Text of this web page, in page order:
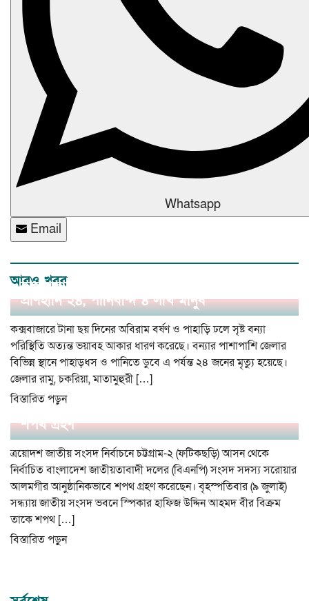
Whatsapp
Email
আরও খবর
কক্সবাজারে বন্যা ও পাহাড়ধসে ভয়াবহ বিপর্যয়:
প্রাণহানি ২৪, পানিবন্দি ৪ লাখ মানুষ
কক্সবাজারে টানা ছয় দিনের অবিরাম বর্ষণ ও পাহাড়ি ঢলে সৃষ্ট বন্যা
পরিস্থিতি অত্যন্ত ভয়াবহ আকার ধারণ করেছে। বন্যার পাশাপাশি জেলার
বিভিন্ন স্থানে পাহাড়ধস ও পানিতে ডুবে এ পর্যন্ত ২৪ জনের মৃত্যু হয়েছে।
জেলার রামু, চকরিয়া, মাতামুহুরী […]
বিস্তারিত পড়ুন
ফটিকছড়ি আসনের সাংসদ সরোয়ার আলমগীরের
শপথ গ্রহণ
ত্রয়োদশ জাতীয় সংসদ নির্বাচনে চট্টগ্রাম-২ (ফটিকছড়ি) আসন থেকে
নির্বাচিত বাংলাদেশ জাতীয়তাবাদী দলের (বিএনপি) সংসদ সদস্য সরোয়ার
আলমগীর আনুষ্ঠানিকভাবে শপথ গ্রহণ করেছেন। বৃহস্পতিবার (৯ জুলাই)
সন্ধ্যায় জাতীয় সংসদ ভবনে স্পিকার হাফিজ উদ্দিন আহমদ বীর বিক্রম
তাকে শপথ […]
বিস্তারিত পড়ুন